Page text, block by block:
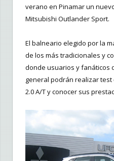
verano en Pinamar un
Mitsubishi Outlander Sport.
El balneario elegido por la
de los más tradicionales y
donde usuarios y fanáticos
general podrán realizar
2.0 A/T y conocer sus